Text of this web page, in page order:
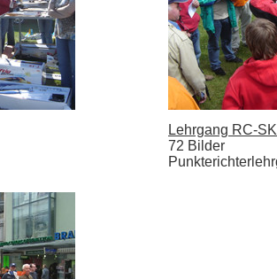
Lehrgang RC-SK
72 Bilder